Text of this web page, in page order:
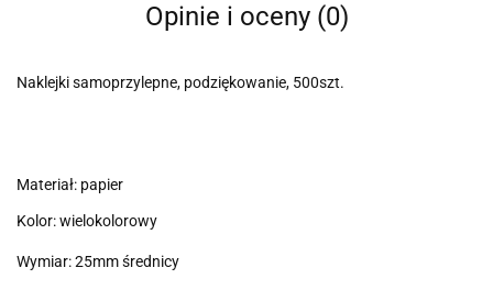
Opinie i oceny (0)
Naklejki samoprzylepne, podziękowanie, 500szt.
Materiał: papier
Kolor: wielokolorowy
Wymiar: 25mm średnicy